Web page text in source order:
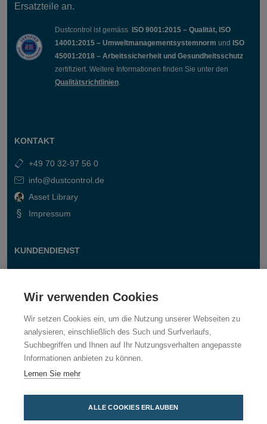
Ersatzteile an.
Dustcontrol ist gemäss ISO 9001:2015 – Qualität, ISO
14001:2015 – Umweltmanagementsystemnorm und ISO
45001:2018 – Arbeitssicherheit und Gesundheitsschutz
zertifiziert. Weitere Informationen finden Sie unter den
Qualitätsrichtlinien
KONTAKT
+49 70 32-97 56 0
info@dustcontrol.de
Asset Library
Impressum
KUNDENDIENST
Wir verwenden Cookies
Wir setzen Cookies ein, um die Nutzung unserer Webseiten zu
analysieren, einschließlich des Such und Surfverlaufs,
Suchbegriffen und Ihnen auf Ihr Nutzungsverhalten angepasste
Informationen anbieten zu können.
Lernen Sie mehr
ALLE COOKIES ERLAUBEN